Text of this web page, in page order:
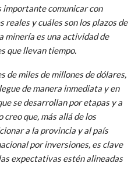
importante comunicar con
reales y cuáles son los plazos de
minería es una actividad de
que llevan tiempo.
de miles de millones de dólares,
de manera inmediata y en
se desarrollan por etapas y a
creo que, más allá de los
a la provincia y al país
por inversiones, es clave
expectativas estén alineadas